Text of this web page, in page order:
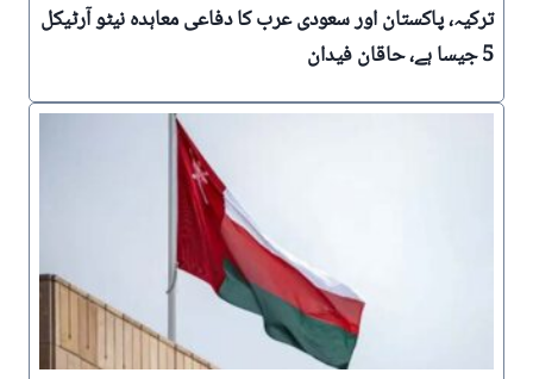
ترکیہ، پاکستان اور سعودی عرب کا دفاعی معاہدہ نیٹو آرٹیکل
5 جیسا ہے، حاقان فیدان